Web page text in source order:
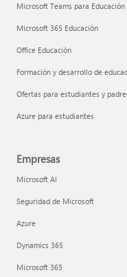
Microsoft Teams para Educación
Microsoft 365 Educación
Office Educación
Formación y desarrollo de
Ofertas para estudiantes y
Azure para estudiantes
Empresas
Microsoft AI
Seguridad de Microsoft
Azure
Dynamics 365
Microsoft 365